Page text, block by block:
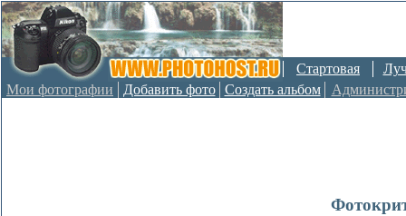
Стартовая
Мои фотографии
Добавить фото Создать альбом